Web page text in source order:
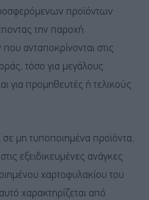
προϊόντων
την παροχή
ανταποκρίνονται στις
τόσο για μεγάλους
για προμηθευτές ή τελικούς
σε μη τυποποιημένα προϊόντα,
εξειδικευμένες ανάγκες
χαρτοφυλακίου του
χαρακτηρίζεται από